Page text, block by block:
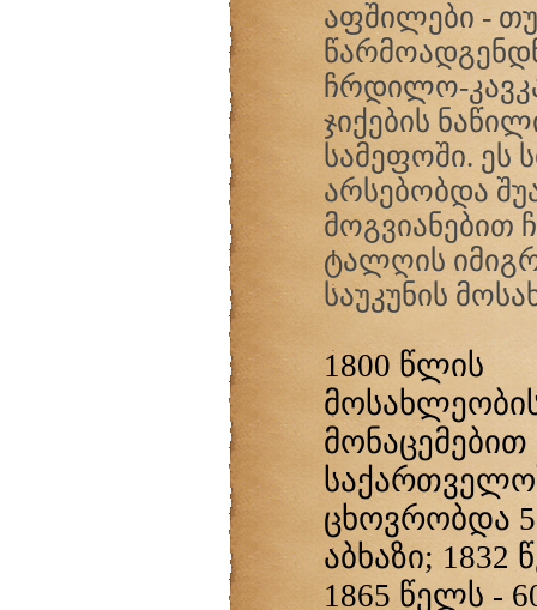
აფშილები -
ჩრდილო-
ჯიქების
სამეფოში. ეს
არსებობდა
მოგვიანებით
ტალღის
საუკუნის
1800 წლის
მონაცემებით
ცხოვრობდა
აბხაზი; 1832
1865 წელს -